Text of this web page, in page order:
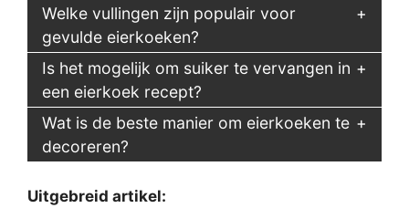
Welke vullingen zijn populair voor
gevulde eierkoeken?
Is het mogelijk om suiker te vervangen in
een eierkoek recept?
Wat is de beste manier om eierkoeken te
decoreren?
Uitgebreid artikel: